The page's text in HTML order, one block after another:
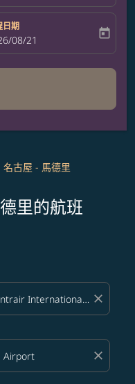
日期
return-date-aria-label
08/21 today
名古屋 - 馬德里
里的航班
close
close
整篩選條件。